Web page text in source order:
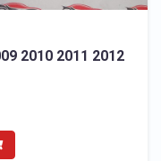
2010 2011 2012